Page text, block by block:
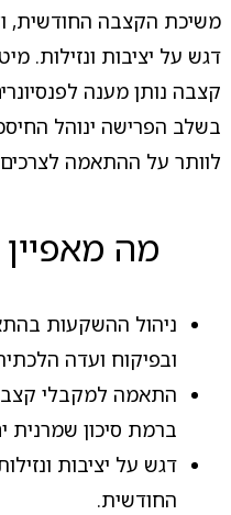
משיכת הקצבה החודשית,
דגש על יציבות ונזילות.
קצבה נותן מענה
בשלב הפרישה ינוהל
לוותר על ההתאמה
מה
ניהול ההשקעות
ובפיקוח ועדה
התאמה למקבלי
ברמת סיכון שמרנית
דגש על יציבות
החודשית.